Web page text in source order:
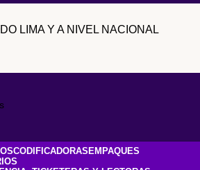
LIMA Y A NIVEL NACIONAL
CODIFICADORAS EMPAQUES